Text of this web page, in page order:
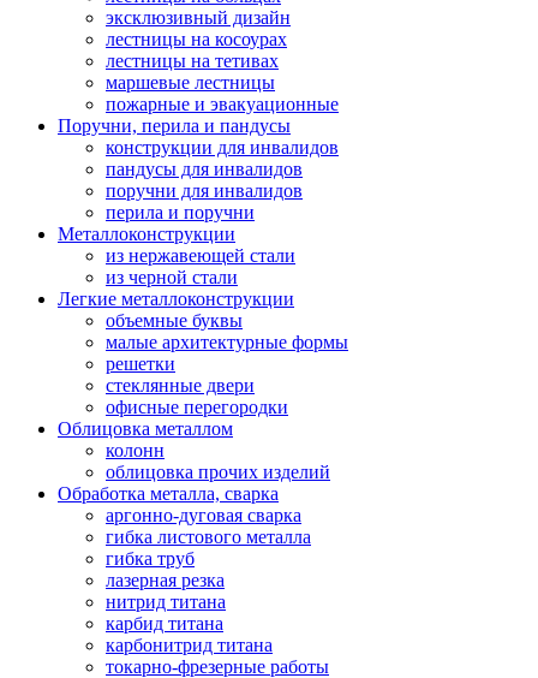
эксклюзивный дизайн
лестницы на косоурах
лестницы на тетивах
маршевые лестницы
пожарные и эвакуационные
Поручни, перила и пандусы
конструкции для инвалидов
пандусы для инвалидов
поручни для инвалидов
перила и поручни
Металлоконструкции
из нержавеющей стали
из черной стали
Легкие металлоконструкции
объемные буквы
малые архитектурные формы
решетки
стеклянные двери
офисные перегородки
Облицовка металлом
колонн
облицовка прочих изделий
Обработка металла, сварка
аргонно-дуговая сварка
гибка листового металла
гибка труб
лазерная резка
нитрид титана
карбид титана
карбонитрид титана
токарно-фрезерные работы